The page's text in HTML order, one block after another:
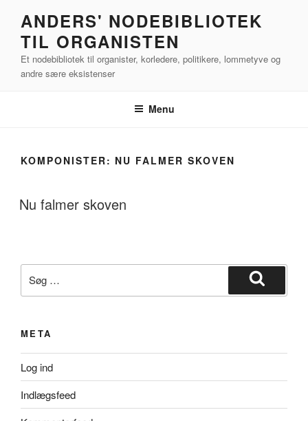
indhold
ANDERS' NODEBIBLIOTEK
TIL ORGANISTEN
Et nodebibliotek til organister, korledere, politikere, lommetyve og
andre sære eksistenser
Menu
KOMPONISTER: NU FALMER SKOVEN
Nu falmer skoven
efter:
Søg
META
Log ind
Indlægsfeed